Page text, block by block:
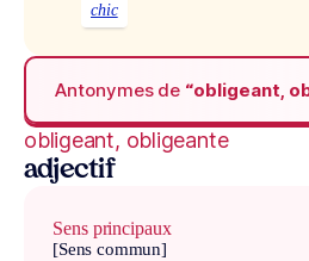
chic
Antonymes de “obligeant,
obligeant, obligeante
adjectif
Sens principaux
[Sens commun]